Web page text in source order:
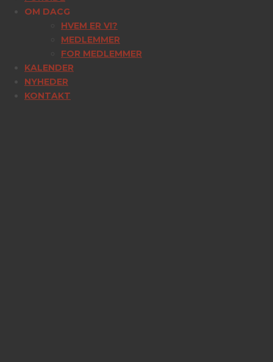
OM DACG
HVEM ER VI?
MEDLEMMER
FOR MEDLEMMER
KALENDER
NYHEDER
KONTAKT